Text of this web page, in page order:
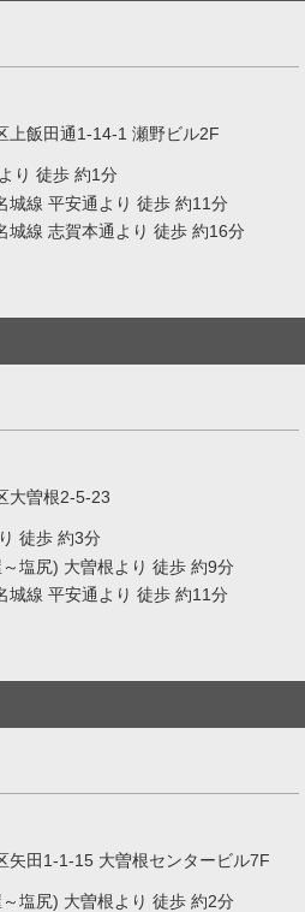
上飯田通1-14-1 瀬野ビル2F
り 徒歩 約1分
城線 平安通より 徒歩 約11分
城線 志賀本通より 徒歩 約16分
大曽根2-5-23
徒歩 約3分
塩尻) 大曽根より 徒歩 約9分
城線 平安通より 徒歩 約11分
矢田1-1-15 大曽根センタービル7F
塩尻) 大曽根より 徒歩 約2分